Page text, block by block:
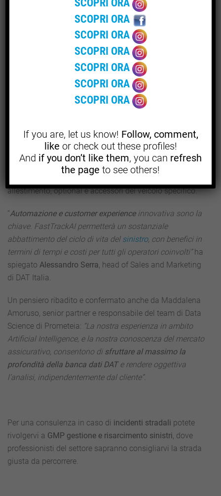
l’utente caricherà le immagini del sinistro direttamente
dal suo smartphone.
Grazie a computer visionil software analizzerà in
automatico la documentazione fotografica
le componenti danneggiate e il livello di gravità e
restituendo una valutazione puntuale dei danni con il
dettaglio completo delle riparazioni necessarie, ricambio
danno oggettiva, completa e certificatasecondo gli
standard riparativi assicurativi e del costruttore e, tramite
il collegamento alla banca dati DAT che permette di
risalire all’esatta configurazione di tutte le varianti di
allestimento, optional e accessori del veicolo specifico.
“Automazione e customer experienceinnovativa sono la
chiave. FastTrackAI permetterà un sostanziale
abbattimento del ciclo di vita del sinistro, con benefici in
termini di tempi e costi per tutti gli operatori coinvolti”ha
spiegato Alessandro Serra, head of Sales and Marketing
di DAT Italia.
Un pensiero ribadito e confermato anche da Maddalena
Amoruso, senior partner e responsabile del team di Data
Science di Prometeia: “La nostra esperienza in ambito
Artificial Intelligence, e la nostra conoscenza del mercato
assicurativo, consentono di sfruttare al massimo la
profondità della banca dati DATe rendere oggettiva
l’analisi, indipendentemente dal cliente”.
Per una consulenza in caso di incidenti stradali potete
rivolgervi a GMP gestione e risarcimento sinistri, dove
professionisti del settore sapranno consigliarvi la strada
giusta da percorrere.
SCOPRI ORA
SCOPRI ORA
SCOPRI ORA
SCOPRI ORA
SCOPRI ORA
SCOPRI ORA
SCOPRI ORA
If you are, let us know! Follow, comment,
like or check out these profiles!
And if you don’t like them, you can refresh
the page to see others!